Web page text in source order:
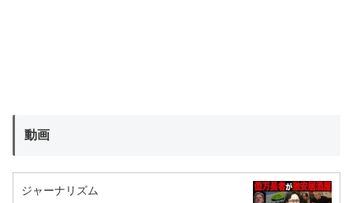
動画
ジャーナリズム